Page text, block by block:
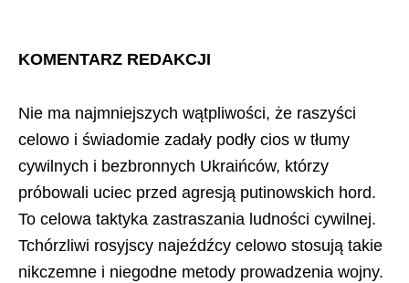
KOMENTARZ REDAKCJI
Nie ma najmniejszych wątpliwości, że raszyści
celowo i świadomie zadały podły cios w tłumy
cywilnych i bezbronnych Ukraińców, którzy
próbowali uciec przed agresją putinowskich hord.
To celowa taktyka zastraszania ludności cywilnej.
Tchórzliwi rosyjscy najeźdźcy celowo stosują takie
nikczemne i niegodne metody prowadzenia wojny.